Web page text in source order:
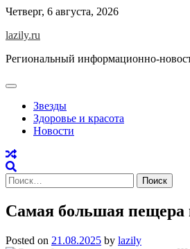
Skip
content
Четверг, 6 августа, 2026
lazily.ru
Региональный информационно-
Звезды
Здоровье и красота
Новости
Найти:
Самая большая
Posted on 21.08.2025 by lazily